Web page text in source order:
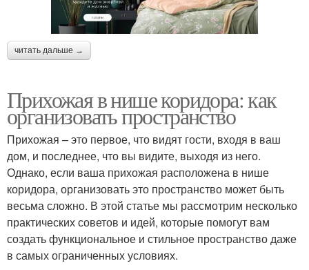
читать дальше →
Прихожая в нише коридора: как
организовать пространство
Прихожая – это первое, что видят гости, входя в ваш
дом, и последнее, что вы видите, выходя из него.
Однако, если ваша прихожая расположена в нише
коридора, организовать это пространство может быть
весьма сложно. В этой статье мы рассмотрим несколько
практических советов и идей, которые помогут вам
создать функциональное и стильное пространство даже
в самых ограниченных условиях.